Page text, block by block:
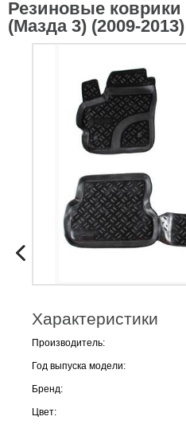
Резиновые коврики
(Мазда 3) (2009-2013)
Характеристики
Производитель:
Год выпуска модели:
Бренд:
Цвет: